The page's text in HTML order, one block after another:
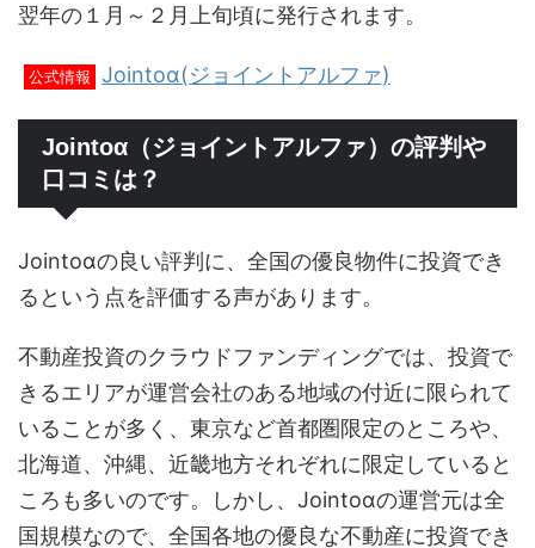
翌年の１月～２月上旬頃に発行されます。
公式情報 Jointoα(ジョイントアルファ)
Jointoα（ジョイントアルファ）の評判や
口コミは？
Jointoαの良い評判に、全国の優良物件に投資でき
るという点を評価する声があります。
不動産投資のクラウドファンディングでは、投資で
きるエリアが運営会社のある地域の付近に限られて
いることが多く、東京など首都圏限定のところや、
北海道、沖縄、近畿地方それぞれに限定していると
ころも多いのです。しかし、Jointoαの運営元は全
国規模なので、全国各地の優良な不動産に投資でき